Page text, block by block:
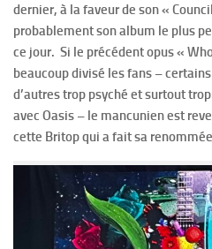
dernier, à la faveur de son «
probablement son album le plus
ce jour. Si le précédent opus «
beaucoup divisé les fans –
d’autres trop psyché et surtout
avec Oasis – le mancunien est
cette Britop qui a fait sa